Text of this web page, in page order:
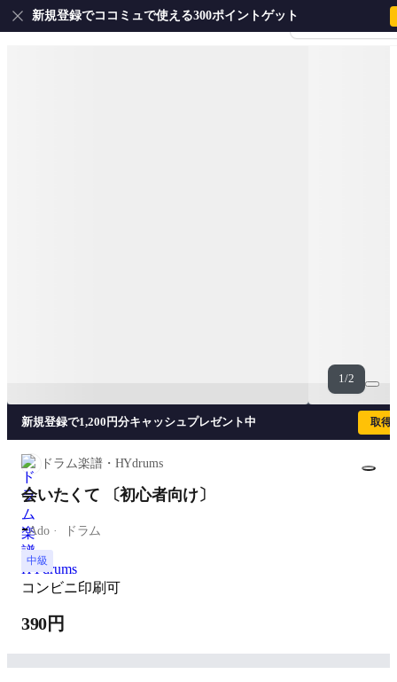
会員登録・ログイ
新規登録でココミュで使える300ポイントゲット
1/2
新規登録で1,200円分キャッシュプレゼント中 取得
ドラム楽譜・HYdrums
会いたくて 〔初心者向け〕
-Ado ドラム
中級
コンビニ印刷可
390円